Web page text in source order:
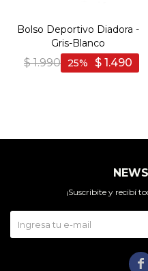
Bolso Deportivo Diadora -
Gris-Blanco
$ 1.990 $ 1.490
25
¡Suscribite y recibí
